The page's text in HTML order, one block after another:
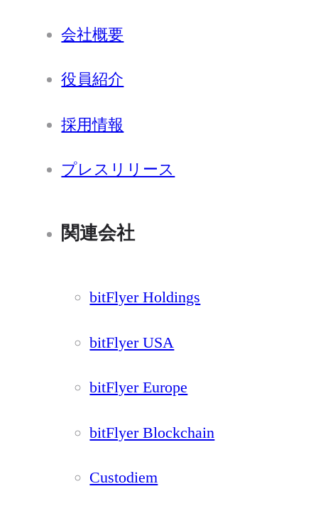
会社概要
役員紹介
採用情報
プレスリリース
関連会社
bitFlyer Holdings
bitFlyer USA
bitFlyer Europe
bitFlyer Blockchain
Custodiem